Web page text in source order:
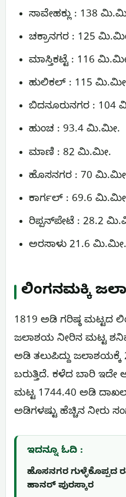
ಸಾವೇಹಕ್ಲು : 138
ಚಕ್ರಾನಗರ : 125
ಮಾಸ್ತಿಕಟ್ಟೆ : 116
ಹುಲಿಕಲ್ : 115
ಬಿದನೂರುನಗರ : 104
ಹುಂಚ : 93.4 ಮಿ.ಮೀ.
ಮಾಣಿ : 82 ಮಿ.ಮೀ.
ಹೊಸನಗರ : 70
ಕಾರ್ಗಲ್ : 69.6
ರಿಪ್ಪನ್‌ಪೇಟೆ : 28.2
ಅರಸಾಳು 21.6 ಮಿ.ಮೀ.
ಲಿಂಗನಮಕ್ಕಿ
1819 ಅಡಿ ಗರಿಷ್ಠ ಮಟ್ಟದ
ಜಲಾಶಯ ನೀರಿನ ಮಟ್ಟ
ಅಡಿ ತಲುಪಿದ್ದು ಜಲಾಶಯಕ್ಕೆ
ಬರುತ್ತಿದೆ. ಕಳೆದ ಬಾರಿ
ಮಟ್ಟ 1744.40 ಅಡಿ
ಅಡಿಗಳಷ್ಟು ಹೆಚ್ಚಿನ ನೀರು
ಇದನ್ನೂ ಓದಿ :
ಹೊಸನಗರ
ಹಾನರ್ ಪುರಸ್ಕಾರ